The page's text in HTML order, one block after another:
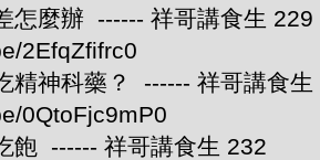
怎麼辦 ------ 祥哥講食生 229
2EfqZfifrc0
精神科藥？ ------ 祥哥講食生
0QtoFjc9mP0
飽 ------ 祥哥講食生 232